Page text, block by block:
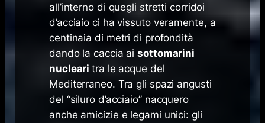
all’interno di quegli stretti corridoi
d’acciaio ci ha vissuto veramente, a
centinaia di metri di profondità
dando la caccia aisottomarini
nuclearitra le acque del
Mediterraneo. Tra gli spazi angusti
del “siluro d’acciaio” nacquero
anche amicizie e legami unici: gli